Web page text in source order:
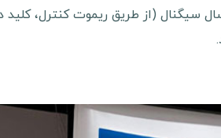
سیگنال (از طریق ریموت کنترل، کلید